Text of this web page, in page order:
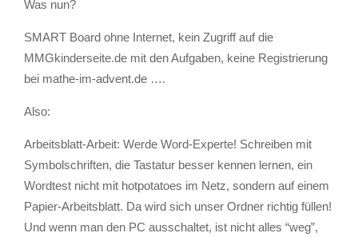
Was nun?
SMART Board ohne Internet, kein Zugriff auf die
MMGkinderseite.de mit den Aufgaben, keine Registrierung
bei mathe-im-advent.de ….
Also:
Arbeitsblatt-Arbeit: Werde Word-Experte! Schreiben mit
Symbolschriften, die Tastatur besser kennen lernen, ein
Wordtest nicht mit hotpotatoes im Netz, sondern auf einem
Papier-Arbeitsblatt. Da wird sich unser Ordner richtig füllen!
Und wenn man den PC ausschaltet, ist nicht alles “weg”,